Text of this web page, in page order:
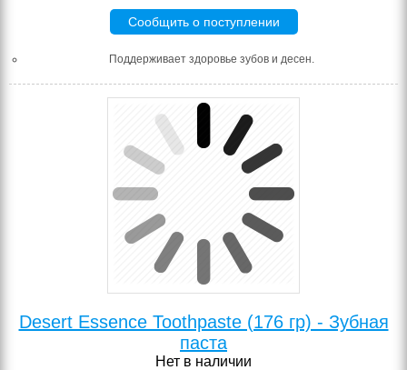
Сообщить о поступлении
Поддерживает здоровье зубов и десен.
Desert Essence Toothpaste (176 гр) - Зубная
паста
Нет в наличии